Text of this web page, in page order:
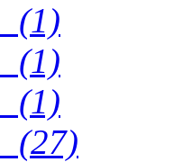
(1)
(1)
(1)
(27)